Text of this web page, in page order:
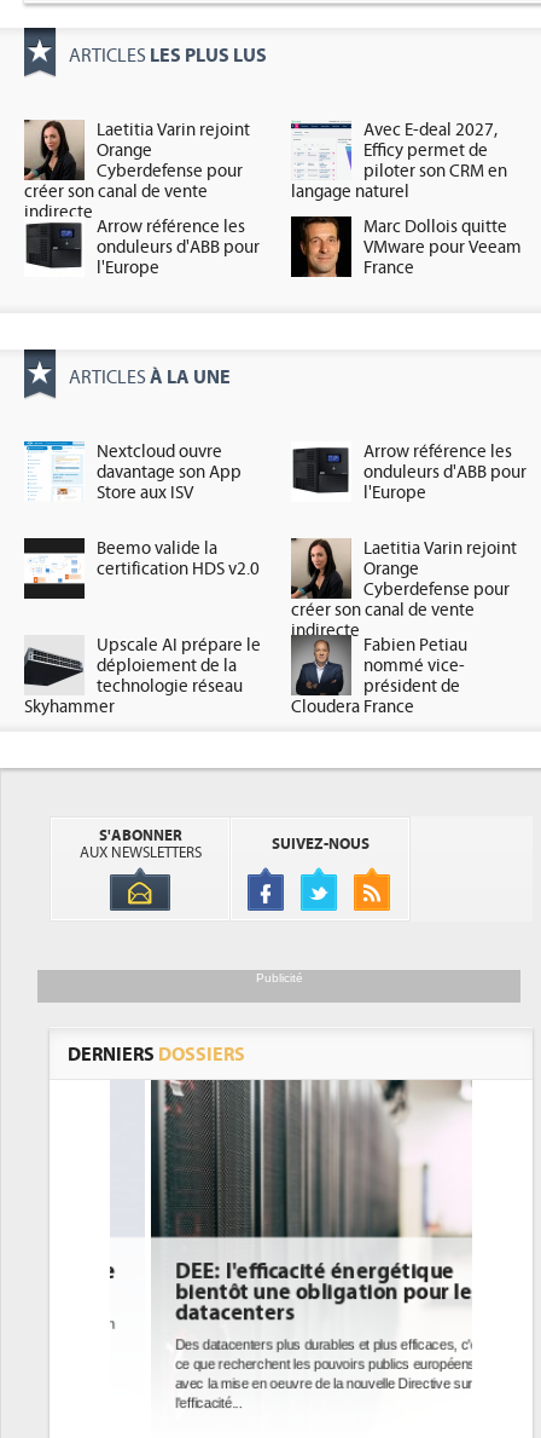
ARTICLES LES PLUS LUS
Laetitia Varin rejoint
Orange
Cyberdefense pour
créer son canal de vente
indirecte
Avec E-deal 2027,
Efficy permet de
piloter son CRM en
langage naturel
Arrow référence les
onduleurs d'ABB pour
l'Europe
Marc Dollois quitte
VMware pour Veeam
France
ARTICLES À LA UNE
Nextcloud ouvre
davantage son App
Store aux ISV
Arrow référence les
onduleurs d'ABB pour
l'Europe
Beemo valide la
certification HDS v2.0
Laetitia Varin rejoint
Orange
Cyberdefense pour
créer son canal de vente
indirecte
Upscale AI prépare le
déploiement de la
technologie réseau
Skyhammer
Fabien Petiau
nommé vice-
président de
Cloudera France
S'ABONNER
AUX NEWSLETTERS
SUIVEZ-NOUS
Publicité
DERNIERS DOSSIERS
DEE: l'efficacité énergétique
bientôt une obligation pour les
datacenters
Des datacenters plus durables et plus efficaces, c'est
ce que recherchent les pouvoirs publics européens
avec la mise en oeuvre de la nouvelle Directive sur
l'efficacité...